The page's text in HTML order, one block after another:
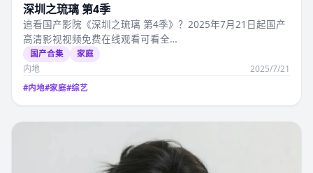
深圳之琉璃 第4季
追看国产影院《深圳之琉璃 第4季》？2025年7月21日起国产
高清影视视频免费在线观看可看全…
国产合集 家庭
内地 2025/7/21
#内地#家庭#综艺